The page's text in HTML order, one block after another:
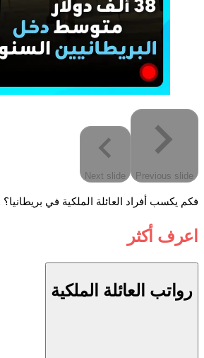
Previous slide
Next slide
فكم يكسب أفراد العائلة الملكية في
اعرف أكثر
رواتب العائلة الملكية